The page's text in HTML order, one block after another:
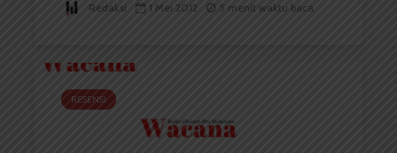
Redaksi 1 Mei 2012 5 menit waktu baca
RESENSI